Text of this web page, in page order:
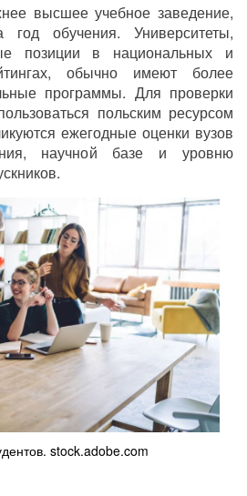
высшее учебное заведение,
обучения. Университеты,
позиции в национальных и
обычно имеют более
программы. Для проверки
польским ресурсом
ежегодные оценки вузов
научной базе и уровню
stock.adobe.com